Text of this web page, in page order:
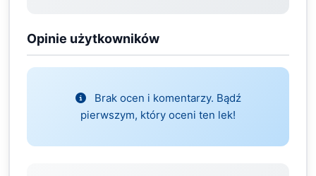
Opinie użytkowników
Brak ocen i komentarzy. Bądź
pierwszym, który oceni ten lek!